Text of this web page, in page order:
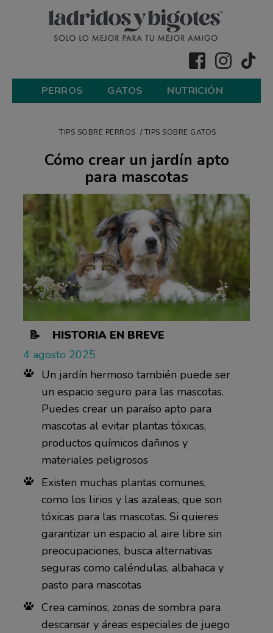
PERROS GATOS NUTRICIÓN
TIPS SOBRE PERROS TIPS SOBRE GATOS
Cómo crear un jardín apto
para mascotas
4 agosto 2025
📝 HISTORIA EN BREVE
Un jardín hermoso también puede ser
un espacio seguro para las mascotas.
Puedes crear un paraíso apto para
mascotas al evitar plantas tóxicas,
productos químicos dañinos y
materiales peligrosos
Existen muchas plantas comunes,
como los lirios y las azaleas, que son
tóxicas para las mascotas. Si quieres
garantizar un espacio al aire libre sin
preocupaciones, busca alternativas
seguras como caléndulas, albahaca y
pasto para mascotas
Crea caminos, zonas de sombra para
descansar y áreas especiales de juego